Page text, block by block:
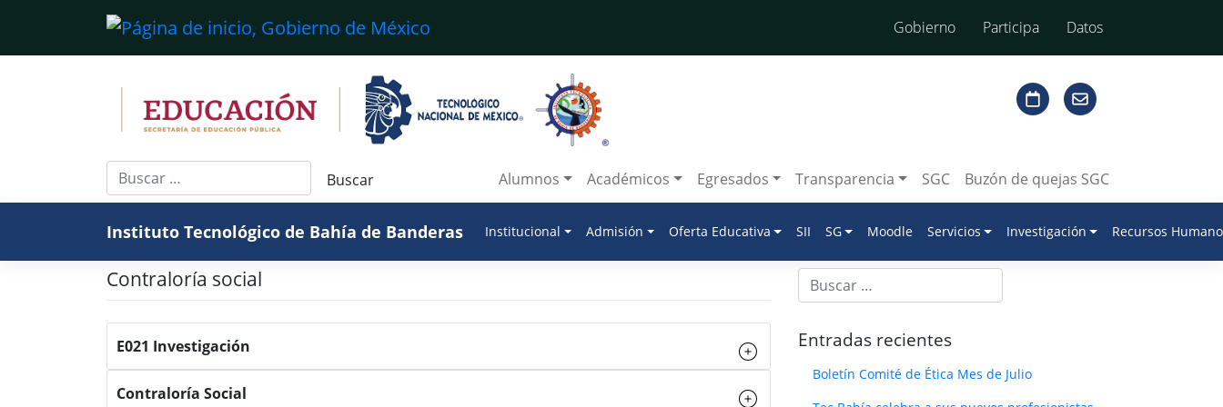
contenido
Gobierno Participa Datos
Alumnos Académicos Egresados Transparencia SGC Buzón de quejas SGC
Instituto Tecnológico de Bahía de Banderas Institucional Admisión Oferta Educativa SII SG Moodle Servicios Investigación Recursos
Contraloría social
E021 Investigación
Contraloría Social
Entradas recientes
Boletín Comité de Ética Mes de Julio